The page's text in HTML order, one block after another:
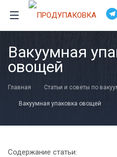
Вакуумная
овощей
Главная Статьи и советы по
Вакуумная упаковка овощей
Содержание статьи: